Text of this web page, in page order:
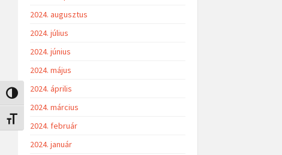
Nagy kontraszt váltása
Betűméret váltása
2024. augusztus
2024. július
2024. június
2024. május
2024. április
2024. március
2024. február
2024. január